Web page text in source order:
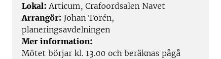
Lokal: Articum, Crafoordsalen Navet
Arrangör: Johan Torén,
planeringsavdelningen
Mer information:
Mötet börjar kl. 13.00 och beräknas pågå